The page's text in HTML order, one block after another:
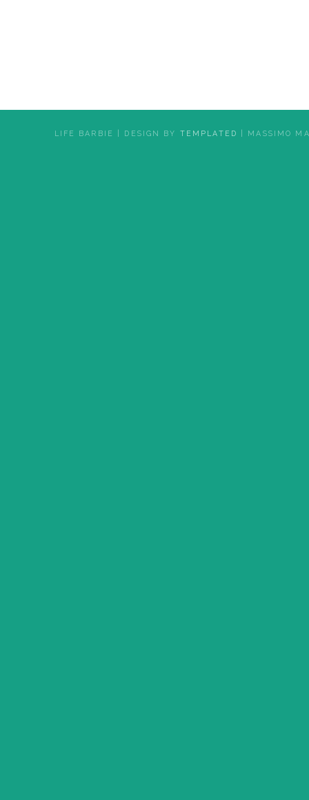
LIFE BARBIE | DESIGN BY TEMPLATED | MASSIMO